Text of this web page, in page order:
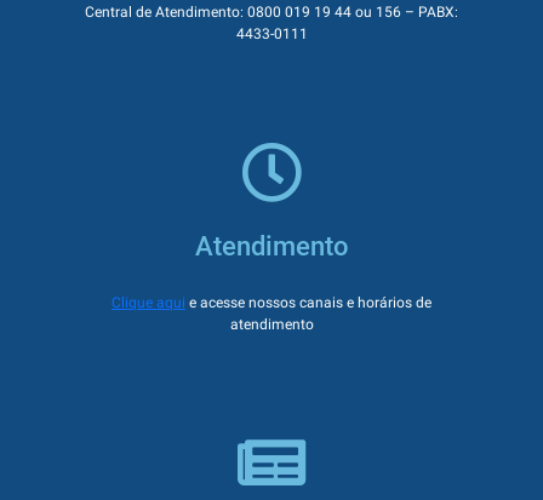
Central de Atendimento: 0800 019 19 44 ou 156 – PABX:
4433-0111
Atendimento
Clique aqui e acesse nossos canais e horários de
atendimento